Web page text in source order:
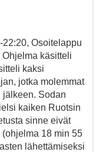
Osoitelappu
käsitteli
kaksi
jotka molemmat
jälkeen. Sodan
kaiken Ruotsin
sinne eivät
18 min 55
lähettämiseksi